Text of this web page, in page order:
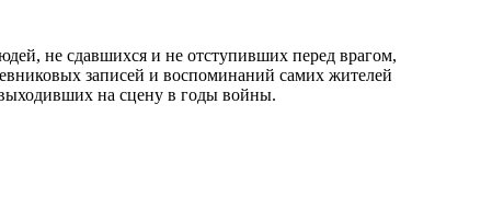
не сдавшихся и не отступивших перед врагом,
записей и воспоминаний самих жителей
выходивших на сцену в годы войны.